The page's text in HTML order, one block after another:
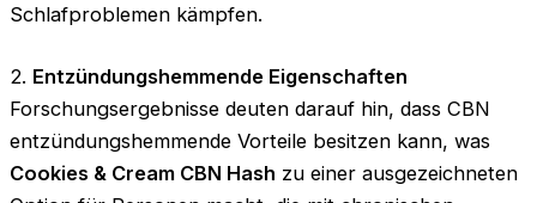
Schlafproblemen kämpfen.
2. Entzündungshemmende Eigenschaften
Forschungsergebnisse deuten darauf hin, dass CBN
entzündungshemmende Vorteile besitzen kann, was
Cookies & Cream CBN Hash zu einer ausgezeichneten